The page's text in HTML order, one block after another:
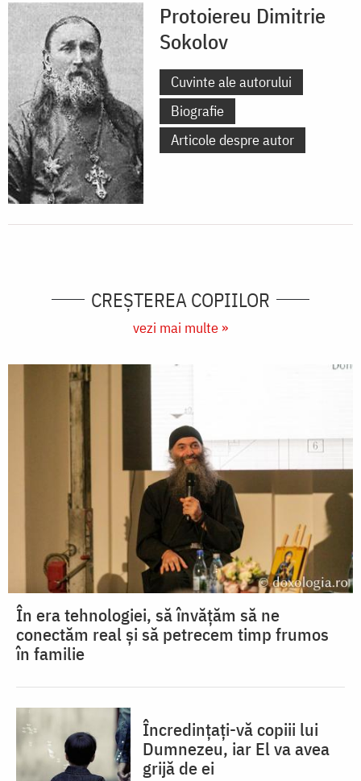
Protoiereu Dimitrie
Sokolov
Cuvinte ale autorului
Biografie
Articole despre autor
CREŞTEREA COPIILOR
vezi mai multe »
În era tehnologiei, să învățăm să ne
conectăm real și să petrecem timp frumos
în familie
Încredințați-vă copiii lui
Dumnezeu, iar El va avea
grijă de ei